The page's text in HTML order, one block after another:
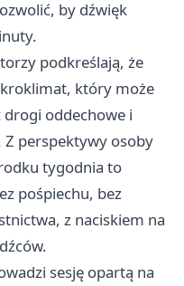
by dźwięk
podkreślają, że
który może
oddechowe i
Z perspektywy osoby
tygodnia to
pośpiechu, bez
z naciskiem na
sesję opartą na